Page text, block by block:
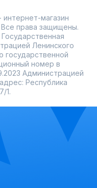
магазин
права защищены.
Ленинского
государственной
номер в
Администрацией
Республика
1.